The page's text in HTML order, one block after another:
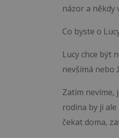
názor a někdy
Co byste o
Lucy chce být
nevšímá nebo
Zatím nevíme,
rodina by ji
čekat doma,